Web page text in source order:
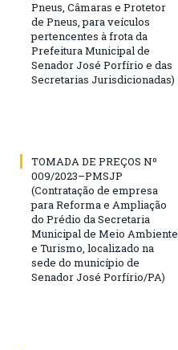
Pneus, Câmaras e Protetor
de Pneus, para veículos
pertencentes à frota da
Prefeitura Municipal de
Senador José Porfírio e das
Secretarias Jurisdicionadas)
TOMADA DE PREÇOS Nº
009/2023–PMSJP
(Contratação de empresa
para Reforma e Ampliação
do Prédio da Secretaria
Municipal de Meio Ambiente
e Turismo, localizado na
sede do município de
Senador José Porfírio/PA)